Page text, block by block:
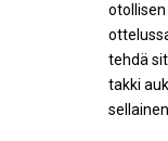
tehdä
takki